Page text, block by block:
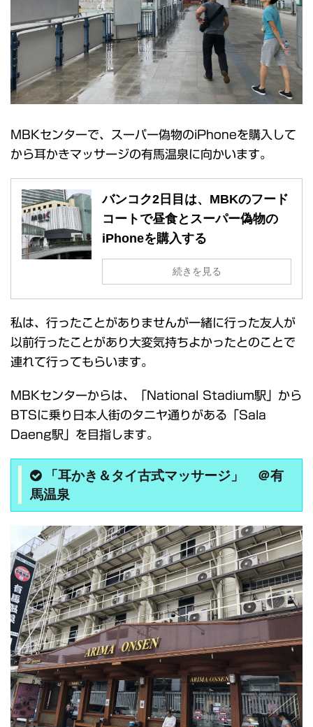
MBKセンターで、スーパー偽物のiPhoneを購入して
から耳かきマッサージの有馬温泉に向かいます。
バンコク2日目は、MBKのフード
コートで昼食とスーパー偽物の
iPhoneを購入する
続きを見る
私は、行ったことがありませんが一緒に行った友人が
以前行ったことがあり大変気持ちよかったとのことで
連れて行ってもらいます。
MBKセンターからは、「National Stadium駅」から
BTSに乗り日本人街のタニヤ通りがある「Sala
Daeng駅」を目指します。
「耳かき＆タイ古式マッサージ」 ＠有
馬温泉